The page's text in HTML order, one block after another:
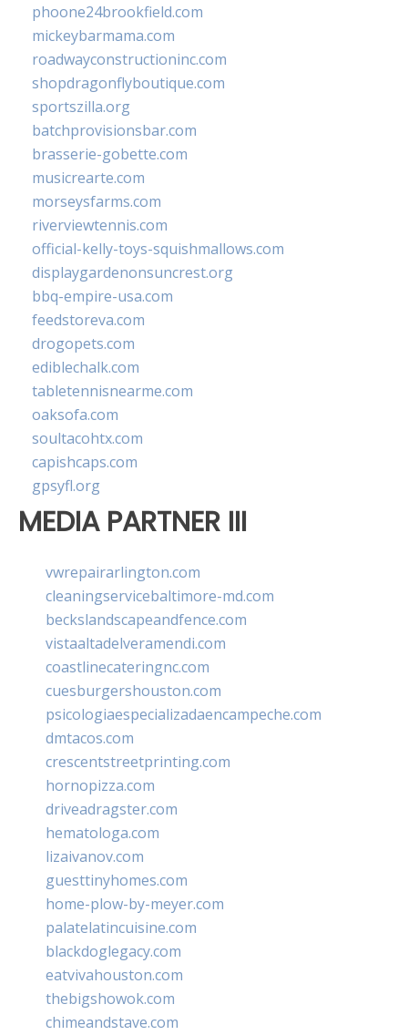
phoone24brookfield.com
mickeybarmama.com
roadwayconstructioninc.com
shopdragonflyboutique.com
sportszilla.org
batchprovisionsbar.com
brasserie-gobette.com
musicrearte.com
morseysfarms.com
riverviewtennis.com
official-kelly-toys-squishmallows.com
displaygardenonsuncrest.org
bbq-empire-usa.com
feedstoreva.com
drogopets.com
ediblechalk.com
tabletennisnearme.com
oaksofa.com
soultacohtx.com
capishcaps.com
gpsyfl.org
MEDIA PARTNER III
vwrepairarlington.com
cleaningservicebaltimore-md.com
beckslandscapeandfence.com
vistaaltadelveramendi.com
coastlinecateringnc.com
cuesburgershouston.com
psicologiaespecializadaencampeche.com
dmtacos.com
crescentstreetprinting.com
hornopizza.com
driveadragster.com
hematologa.com
lizaivanov.com
guesttinyhomes.com
home-plow-by-meyer.com
palatelatincuisine.com
blackdoglegacy.com
eatvivahouston.com
thebigshowok.com
chimeandstave.com